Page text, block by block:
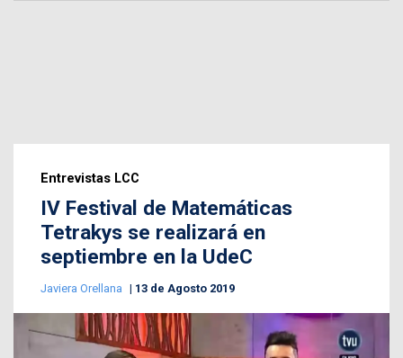
Entrevistas LCC
IV Festival de Matemáticas
Tetrakys se realizará en
septiembre en la UdeC
Javiera Orellana 13 de Agosto 2019